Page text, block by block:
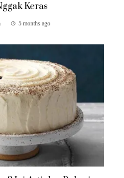
Keras
5 months ago